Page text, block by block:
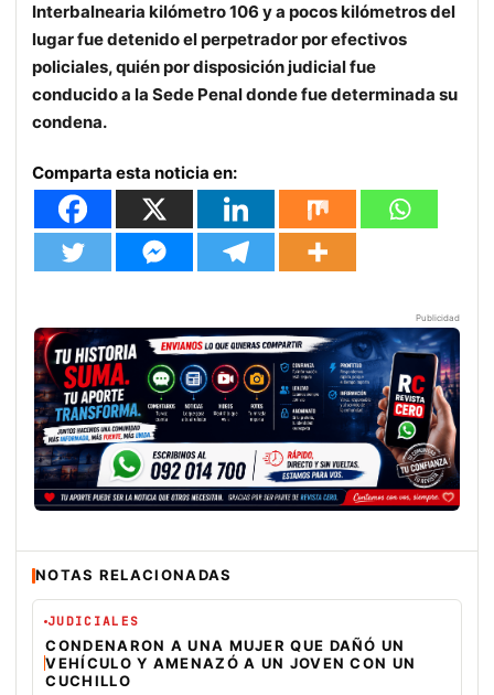
Interbalnearia kilómetro 106 y a pocos kilómetros del
lugar fue detenido el perpetrador por efectivos
policiales, quién por disposición judicial fue
conducido a la Sede Penal donde fue determinada su
condena.
Comparta esta noticia en:
Publicidad
NOTAS RELACIONADAS
JUDICIALES
CONDENARON A UNA MUJER QUE DAÑÓ UN
VEHÍCULO Y AMENAZÓ A UN JOVEN CON UN
CUCHILLO